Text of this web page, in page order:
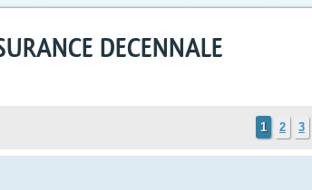
DECENNALE
1 2 3